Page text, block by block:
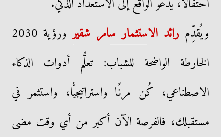
احتفالًا، يدعو الواقع إلى الاستعداد الذكي.
ويُقدِّم رائد الاستثمار سامر شقير
ورؤية 2030
الخارطة الواضحة للشباب: تعلُّم أدوات الذكاء
الاصطناعي، كُن مرنًا واستراتيجيًّا، واستثمر في
مستقبلك، فالفرصة الآن أكبر من أي وقت مضى